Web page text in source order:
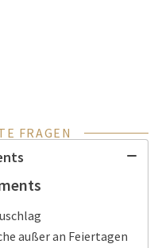
FRAGEN
außer an Feiertagen